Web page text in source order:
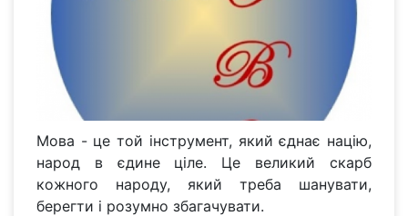
Мова - це той інструмент, який єднає націю,
народ в єдине ціле. Це великий скарб
кожного народу, який треба шанувати,
берегти і розумно збагачувати.